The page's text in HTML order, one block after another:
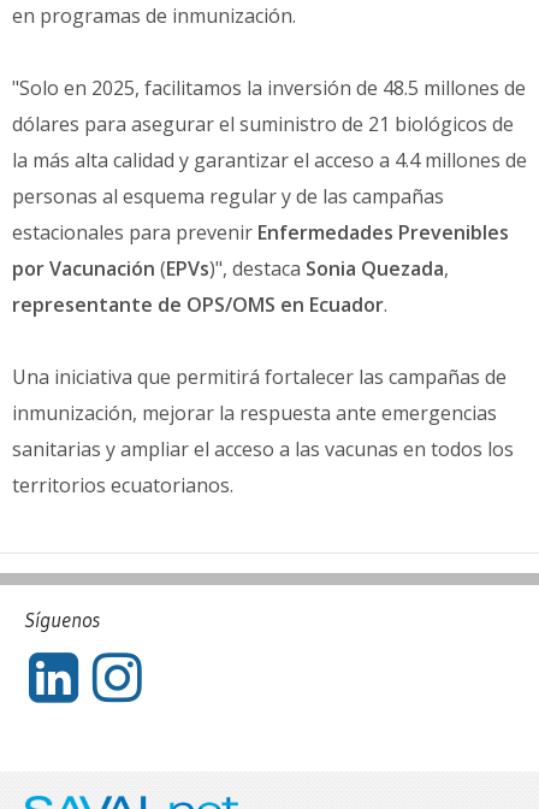
en programas de inmunización.
"Solo en 2025, facilitamos la inversión de 48.5 millones de
dólares para asegurar el suministro de 21 biológicos de
la más alta calidad y garantizar el acceso a 4.4 millones de
personas al esquema regular y de las campañas
estacionales para prevenir Enfermedades Prevenibles
por Vacunación (EPVs)", destaca Sonia Quezada,
representante de OPS/OMS en Ecuador.
Una iniciativa que permitirá fortalecer las campañas de
inmunización, mejorar la respuesta ante emergencias
sanitarias y ampliar el acceso a las vacunas en todos los
territorios ecuatorianos.
Síguenos